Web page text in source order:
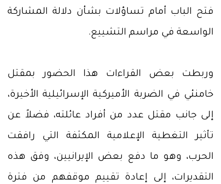
فتح الباب أمام تساؤلات بشأن دلالة المشاركة
الواسعة في مراسم التشييع.
وربطت بعض القراءات هذا الحضور بمقتل
خامنئي في الضربة الأميركية الإسرائيلية الأخيرة،
إلى جانب مقتل عدد من أفراد عائلته، فضلاً عن
تأثير التغطية الإعلامية المكثفة التي رافقت
الحرب، وهو ما دفع بعض الإيرانيين، وفق هذه
التقديرات، إلى إعادة تقييم موقفهم من فترة